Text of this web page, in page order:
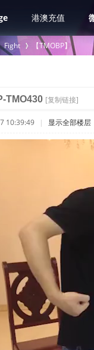
港澳充值
Fight
›
【TMOBP】
TMO430 [复制链接]
10:39:49 | 显示全部楼层